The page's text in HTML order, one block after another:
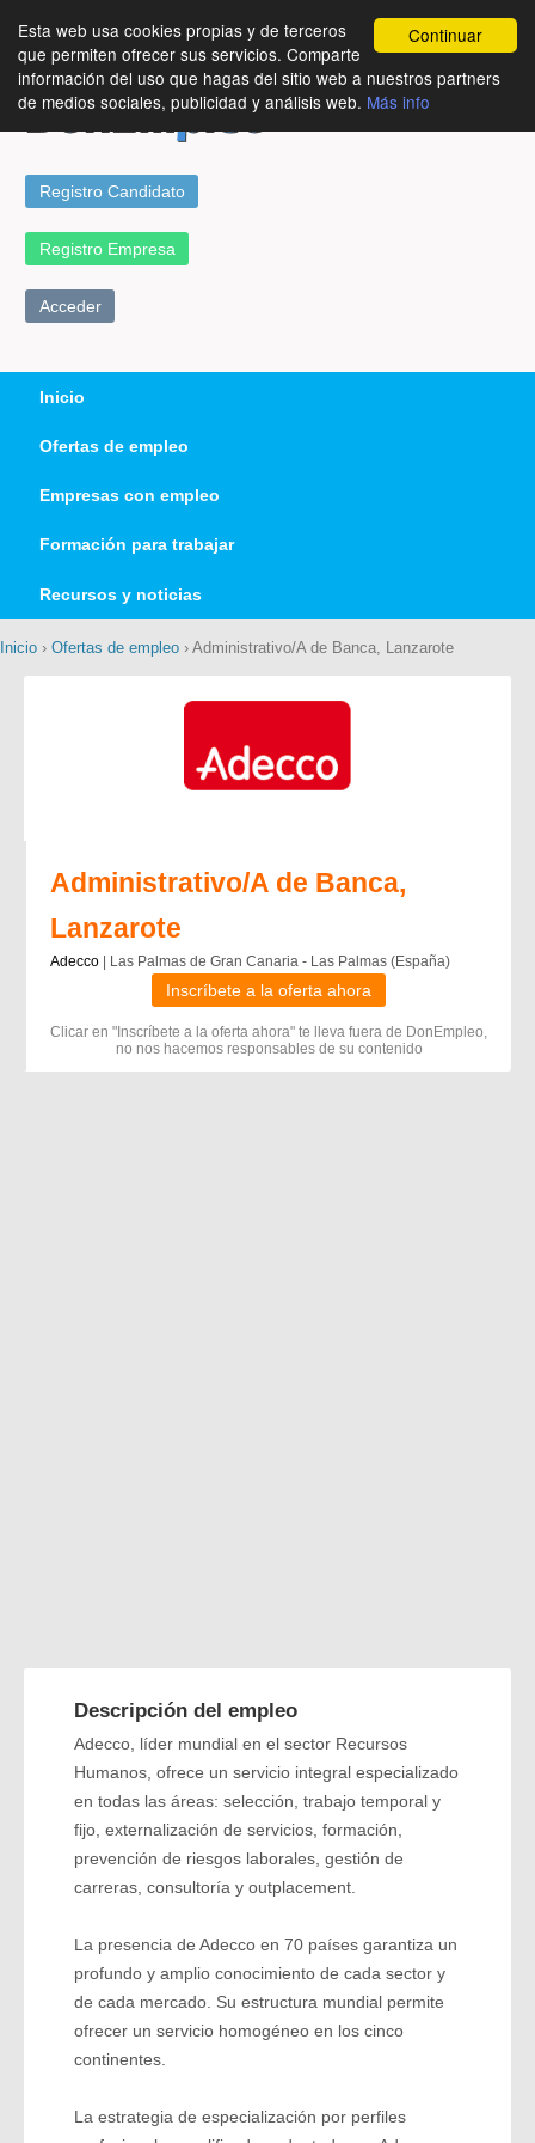
Continuar
Esta web usa cookies propias y de terceros
que permiten ofrecer sus servicios. Comparte
información del uso que hagas del sitio web a nuestros partners
de medios sociales, publicidad y análisis web. Más info
Registro Candidato
Registro Empresa
Acceder
Inicio
Ofertas de empleo
Empresas con empleo
Formación para trabajar
Recursos y noticias
Inicio › Ofertas de empleo › Administrativo/A de Banca, Lanzarote
Administrativo/A de Banca,
Lanzarote
Adecco | Las Palmas de Gran Canaria - Las Palmas (España)
Inscríbete a la oferta ahora
Clicar en "Inscríbete a la oferta ahora" te lleva fuera de DonEmpleo,
no nos hacemos responsables de su contenido
Descripción del empleo
Adecco, líder mundial en el sector Recursos
Humanos, ofrece un servicio integral especializado
en todas las áreas: selección, trabajo temporal y
fijo, externalización de servicios, formación,
prevención de riesgos laborales, gestión de
carreras, consultoría y outplacement.
La presencia de Adecco en 70 países garantiza un
profundo y amplio conocimiento de cada sector y
de cada mercado. Su estructura mundial permite
ofrecer un servicio homogéneo en los cinco
continentes.
La estrategia de especialización por perfiles